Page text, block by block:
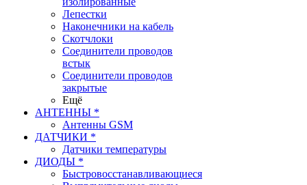
Лепестки
Наконечники на кабель
Скотчлоки
Соединители проводов
встык
Соединители проводов
закрытые
Ещё
АНТЕННЫ *
Антенны GSM
ДАТЧИКИ *
Датчики температуры
ДИОДЫ *
Быстровосстанавливающиеся